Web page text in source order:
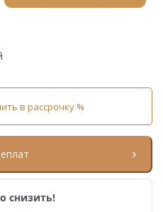
в рассрочку %
снизить!